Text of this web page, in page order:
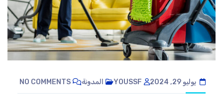
يوليو 29, 2024 YOUSSF المدونة NO COMMENTS